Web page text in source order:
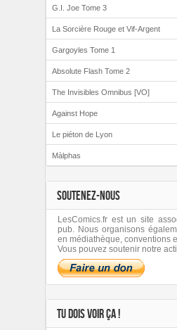
G.I. Joe Tome 3
La Sorcière Rouge et Vif-Argent
Gargoyles Tome 1
Absolute Flash Tome 2
The Invisibles Omnibus [VO]
Against Hope
Le piéton de Lyon
Màlphas
SOUTENEZ-NOUS
LesComics.fr est un site
pub. Nous organisons
en médiathèque, conventions
Vous pouvez soutenir notre
TU DOIS VOIR ÇA !